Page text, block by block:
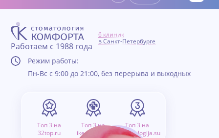
Работаем с 1988 года
6 клиник
в Санкт-Петербурге
Режим работы:
Пн-Вс с 9:00 до 21:00, без перерыва и выходных
Топ 3 на
32top.ru
Топ 3 на
like.doctor.ru
Топ 3 на
stomatologija.su